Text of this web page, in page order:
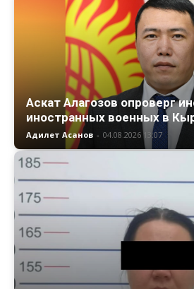
Аскат Алагозов опроверг
иностранных военных в
Адилет Асанов - 04.08.2026 13:07